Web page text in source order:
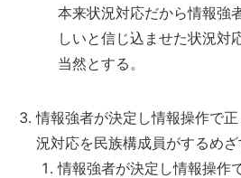
本来状況対応だから情報強
しいと信じ込ませた状況対
当然とする。
情報強者が決定し情報操作で
況対応を民族構成員がするめ
情報強者が決定し情報操作